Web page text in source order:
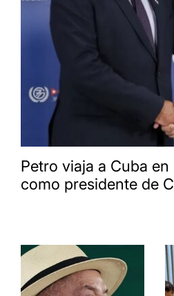
Petro viaja a Cuba
como presidente de